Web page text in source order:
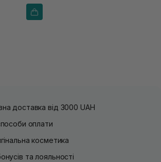
доставка від 3000 UAH
оплати
косметика
та лояльності